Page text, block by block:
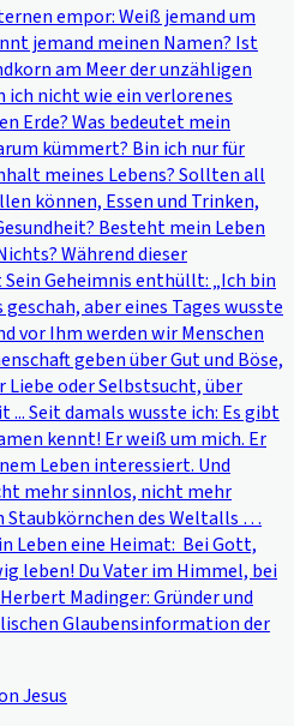
empor: Weiß jemand um
jemand meinen Namen? Ist
am Meer der unzähligen
ich nicht wie ein verlorenes
Erde? Was bedeutet mein
kümmert? Bin ich nur für
meines Lebens? Sollten all
können, Essen und Trinken,
Besteht mein Leben
Während dieser
Geheimnis enthüllt: „Ich bin
aber eines Tages wusste
vor Ihm werden wir Menschen
geben über Gut und Böse,
Liebe oder Selbstsucht, über
Seit damals wusste ich: Es gibt
kennt! Er weiß um mich. Er
Leben interessiert. Und
mehr sinnlos, nicht mehr
Staubkörnchen des Weltalls …
Leben eine Heimat: Bei Gott,
leben! Du Vater im Himmel, bei
Madinger: Gründer und
Glaubensinformation der
Jesus